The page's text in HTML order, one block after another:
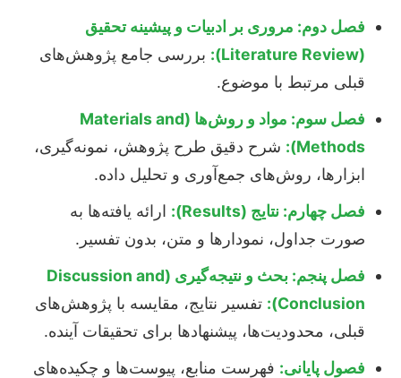
فصل دوم: مروری بر ادبیات و پیشینه تحقیق
(Literature Review):
بررسی جامع پژوهش‌های
قبلی مرتبط با موضوع.
فصل سوم: مواد و روش‌ها (Materials and
Methods):
شرح دقیق طرح پژوهش، نمونه‌گیری،
ابزارها، روش‌های جمع‌آوری و تحلیل داده.
فصل چهارم: نتایج (Results):
ارائه یافته‌ها به
صورت جداول، نمودارها و متن، بدون تفسیر.
فصل پنجم: بحث و نتیجه‌گیری (Discussion and
Conclusion):
تفسیر نتایج، مقایسه با پژوهش‌های
قبلی، محدودیت‌ها، پیشنهادها برای تحقیقات آینده.
فصول پایانی: فهرست منابع، پیوست‌ها و چکیده‌های